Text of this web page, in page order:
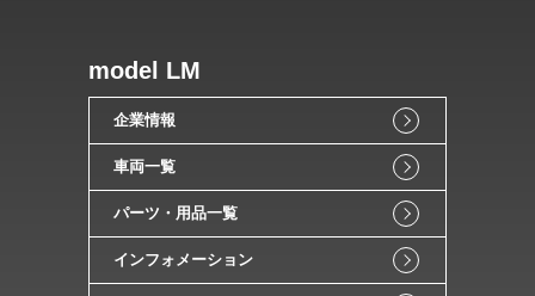
model LM
企業情報
車両一覧
パーツ・用品一覧
インフォメーション